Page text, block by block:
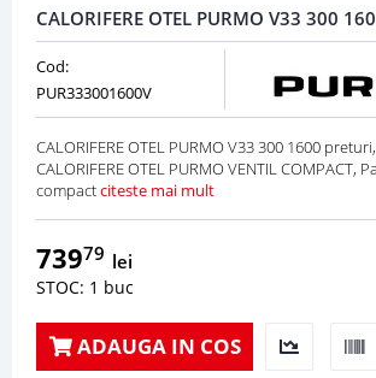
CALORIFERE OTEL PURMO V33 300
Cod:
PUR333001600V
CALORIFERE OTEL PURMO V33 300 1600
CALORIFERE OTEL PURMO VENTIL COMPACT,
compactciteste mai mult
73979 lei
STOC: 1 buc
ADAUGA IN COS